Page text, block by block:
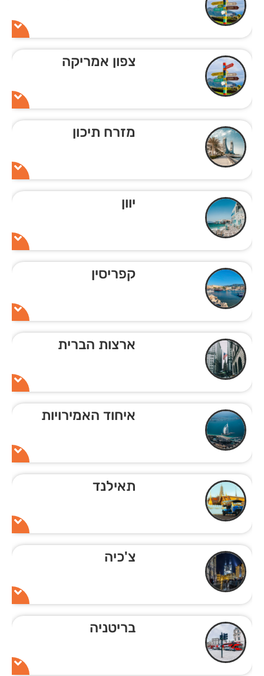
צפון אמריקה
מזרח תיכון
יוון
קפריסין
ארצות הברית
איחוד האמירויות
תאילנד
צ'כיה
בריטניה